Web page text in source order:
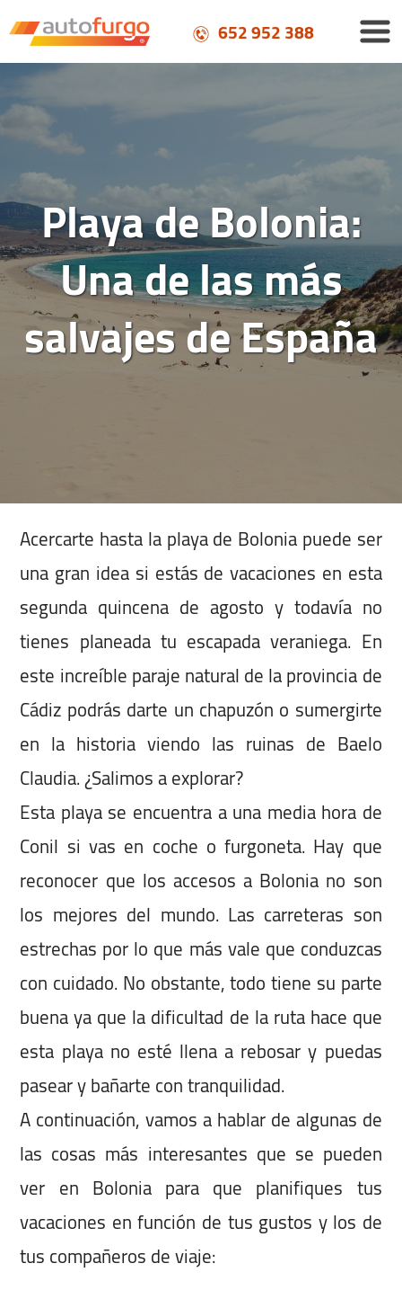
652 952 388
Playa de Bolonia:
Una de las más
salvajes de España
Acercarte hasta la playa de Bolonia puede ser
una gran idea si estás de vacaciones en esta
segunda quincena de agosto y todavía no
tienes planeada tu escapada veraniega. En
este increíble paraje natural de la provincia de
Cádiz podrás darte un chapuzón o sumergirte
en la historia viendo las ruinas de Baelo
Claudia. ¿Salimos a explorar?
Esta playa se encuentra a una media hora de
Conil si vas en coche o furgoneta. Hay que
reconocer que los accesos a Bolonia no son
los mejores del mundo. Las carreteras son
estrechas por lo que más vale que conduzcas
con cuidado. No obstante, todo tiene su parte
buena ya que la dificultad de la ruta hace que
esta playa no esté llena a rebosar y puedas
pasear y bañarte con tranquilidad.
A continuación, vamos a hablar de algunas de
las cosas más interesantes que se pueden
ver en Bolonia para que planifiques tus
vacaciones en función de tus gustos y los de
tus compañeros de viaje: